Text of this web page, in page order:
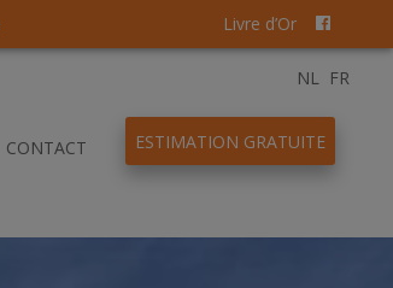
Livre d’Or
CONTACT ESTIMATION GRATUITE
NL FR